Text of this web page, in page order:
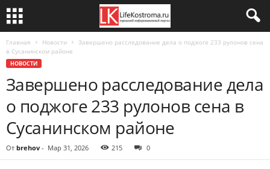
Главная Новости
Завершено расследование дела о поджоге 233 рулонов сена
в Сусанинском районе
НОВОСТИ
Завершено расследование дела
о поджоге 233 рулонов сена в
Сусанинском районе
От brehov - Мар 31, 2026 215 0